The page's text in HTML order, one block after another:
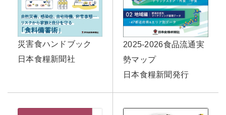
災害食ハンドブック
日本食糧新聞社
2025-2026食品流通実
勢マップ
日本食糧新聞発行